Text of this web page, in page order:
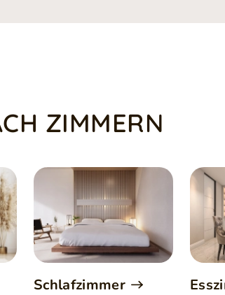
ZIMMERN
Schlafzimmer